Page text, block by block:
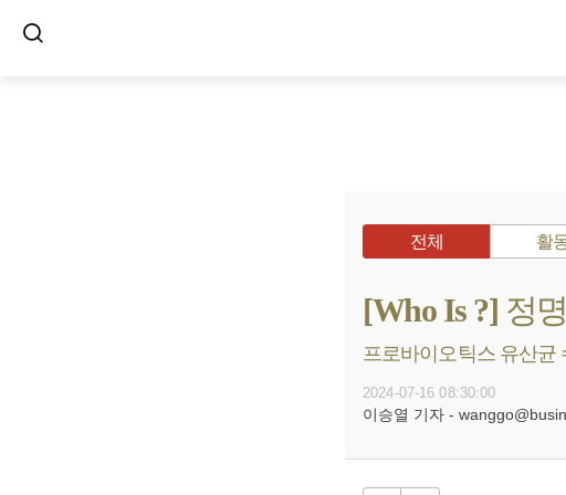
전체 활
[Who Is ?] 정
프로바이오틱스 유산균
2024-07-16 08:30:00
이승열 기자 -